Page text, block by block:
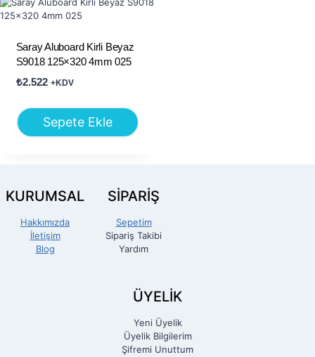
Saray Aluboard Kirli Beyaz
S9018 125×320 4mm 025
₺2.522 +KDV
Sepete Ekle
KURUMSAL
Hakkımızda
İletişim
Blog
SİPARİŞ
Sepetim
Sipariş Takibi
Yardım
ÜYELİK
Yeni Üyelik
Üyelik Bilgilerim
Şifremi Unuttum